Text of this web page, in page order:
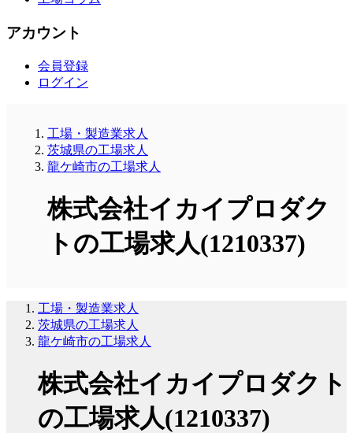
アカウント
会員登録
ログイン
工場・製造業求人
茨城県の工場求人
龍ケ崎市の工場求人
株式会社イカイプロダク
トの工場求人(1210337)
工場・製造業求人
茨城県の工場求人
龍ケ崎市の工場求人
株式会社イカイプロダクト
の工場求人(1210337)